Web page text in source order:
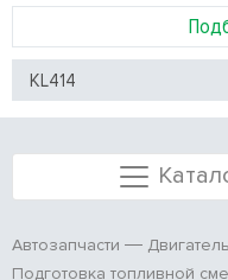
Автозапчасти
Подготовка топливной